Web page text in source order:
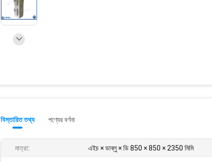
বিস্তারিত তথ্য পণ্যের বর্ণনা
মাত্রা: এইচ × ডাব্লু × ডি 850 × 850 × 2350 মিমি